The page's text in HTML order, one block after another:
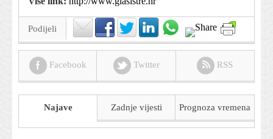
Podijeli
Facebook Twitter RSS
Najave Zadnje vijesti Prognoza vremena